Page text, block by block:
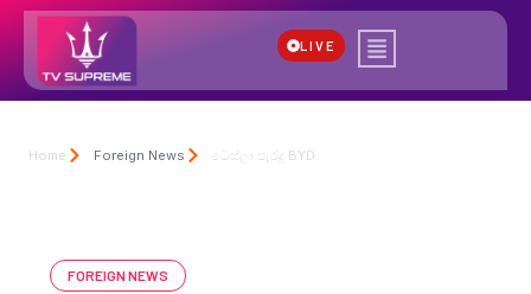
LIVE
Home Foreign News ටෙස්ලා පැරදූ BYD
FOREIGN NEWS